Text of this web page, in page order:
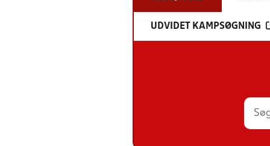
UDVIDET KAMPSØGNING